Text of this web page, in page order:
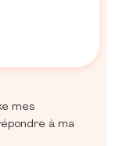
mes
à ma